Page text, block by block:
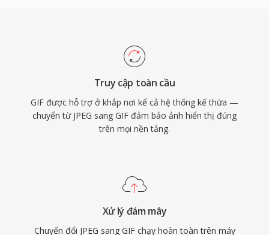
Truy cập toàn cầu
GIF được hỗ trợ ở khắp nơi kể cả hệ thống kế thừa —
chuyển từ JPEG sang GIF đảm bảo ảnh hiển thị đúng
trên mọi nền tảng.
Xử lý đám mây
Chuyển đổi JPEG sang GIF chạy hoàn toàn trên máy